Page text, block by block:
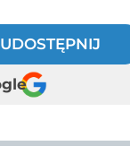
UDOSTĘPNIJ